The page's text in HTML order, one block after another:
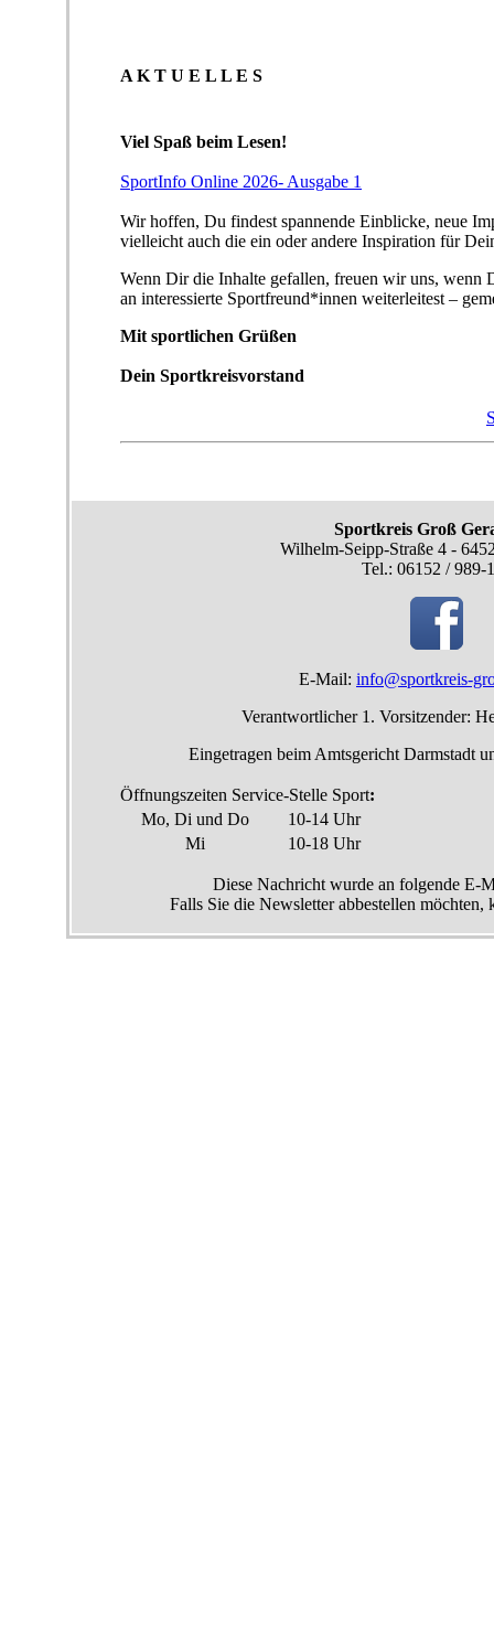
A K T U E L L E S
Viel Spaß beim Lesen!
SportInfo Online 2026- Ausgabe 1
Wir hoffen, Du findest spannende Einblicke, neue
vielleicht auch die ein oder andere Inspiration für
Wenn Dir die Inhalte gefallen, freuen wir uns, wenn
an interessierte Sportfreund*innen weiterleitest –
Mit sportlichen Grüßen
Dein Sportkreisvorstand
Sportkreis Groß
Wilhelm-Seipp-Straße 4 -
Tel.: 06152 / 989-
E-Mail: info@sportkreis-
Verantwortlicher 1. Vorsitzender:
Eingetragen beim Amtsgericht Darmstadt
Öffnungszeiten Service-Stelle Sport:
Mo, Di und Do
10-14 Uhr
Mi
10-18 Uhr
Diese Nachricht wurde an folgende E-
Falls Sie die Newsletter abbestellen möchten,